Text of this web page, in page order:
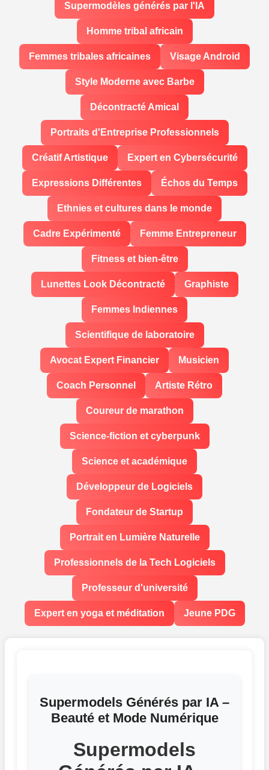
Supermodèles générés par l'IA
Homme tribal africain
Femmes tribales africaines Visage Android
Style Moderne avec Barbe
Décontracté Amical
Portraits d'Entreprise Professionnels
Créatif Artistique Expert en Cybersécurité
Expressions Différentes Échos du Temps
Ethnies et cultures dans le monde
Cadre Expérimenté Femme Entrepreneur
Fitness et bien-être
Lunettes Look Décontracté Graphiste
Femmes Indiennes
Scientifique de laboratoire
Avocat Expert Financier Musicien
Coach Personnel Artiste Rétro
Coureur de marathon
Science-fiction et cyberpunk
Science et académique
Développeur de Logiciels
Fondateur de Startup
Portrait en Lumière Naturelle
Professionnels de la Tech Logiciels
Professeur d'université
Expert en yoga et méditation Jeune PDG
Supermodels Générés par IA –
Beauté et Mode Numérique
Supermodels